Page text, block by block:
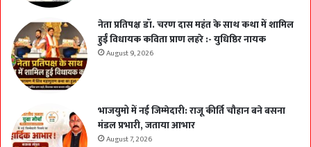
नेता प्रतिपक्ष डॉ. चरण दास महंत के साथ कथा में शामिल
हुईं विधायक कविता प्राण लहरे :- युधिष्ठिर नायक
August 9, 2026
भाजयुमो में नई जिम्मेदारी: राजू कीर्ति चौहान बने बसना
मंडल प्रभारी, जताया आभार
August 7, 2026